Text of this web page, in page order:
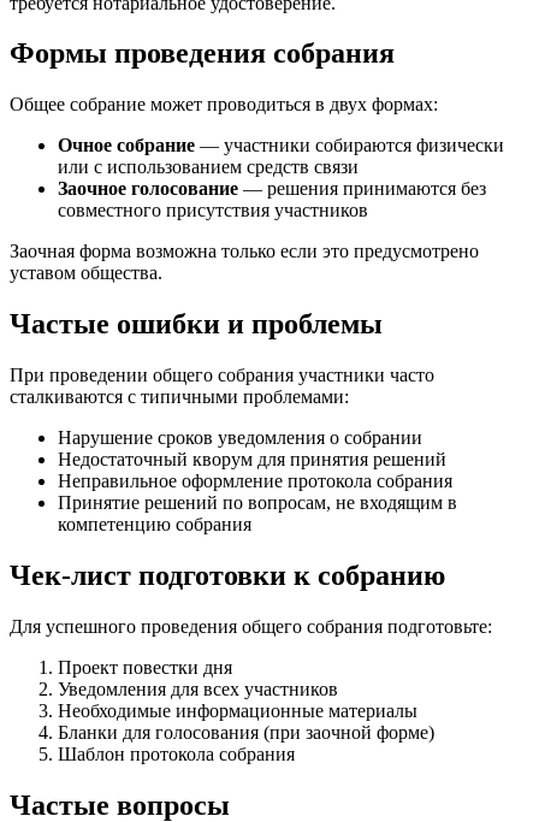
Формы проведения собрания
Общее собрание может проводиться в двух формах:
Очное собрание — участники собираются физически
или с использованием средств связи
Заочное голосование — решения принимаются без
совместного присутствия участников
Заочная форма возможна только если это предусмотрено
уставом общества.
Частые ошибки и проблемы
При проведении общего собрания участники часто
сталкиваются с типичными проблемами:
Нарушение сроков уведомления о собрании
Недостаточный кворум для принятия решений
Неправильное оформление протокола собрания
Принятие решений по вопросам, не входящим в
компетенцию собрания
Чек-лист подготовки к собранию
Для успешного проведения общего собрания подготовьте:
Проект повестки дня
Уведомления для всех участников
Необходимые информационные материалы
Бланки для голосования (при заочной форме)
Шаблон протокола собрания
Частые вопросы